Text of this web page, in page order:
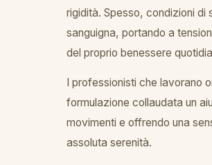
rigidità. Spesso, condizioni
sanguigna, portando a
del proprio benessere
I professionisti che lavorano
formulazione collaudata un
movimenti e offrendo una
assoluta serenità.